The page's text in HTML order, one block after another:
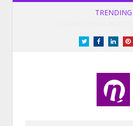
TRENDING
TwitterFacebook